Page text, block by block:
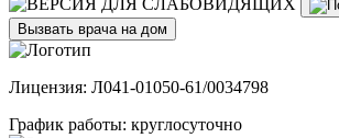
Вызвать врача на дом
Лицензия: Л041-01050-61/0034798
График работы: круглосуточно